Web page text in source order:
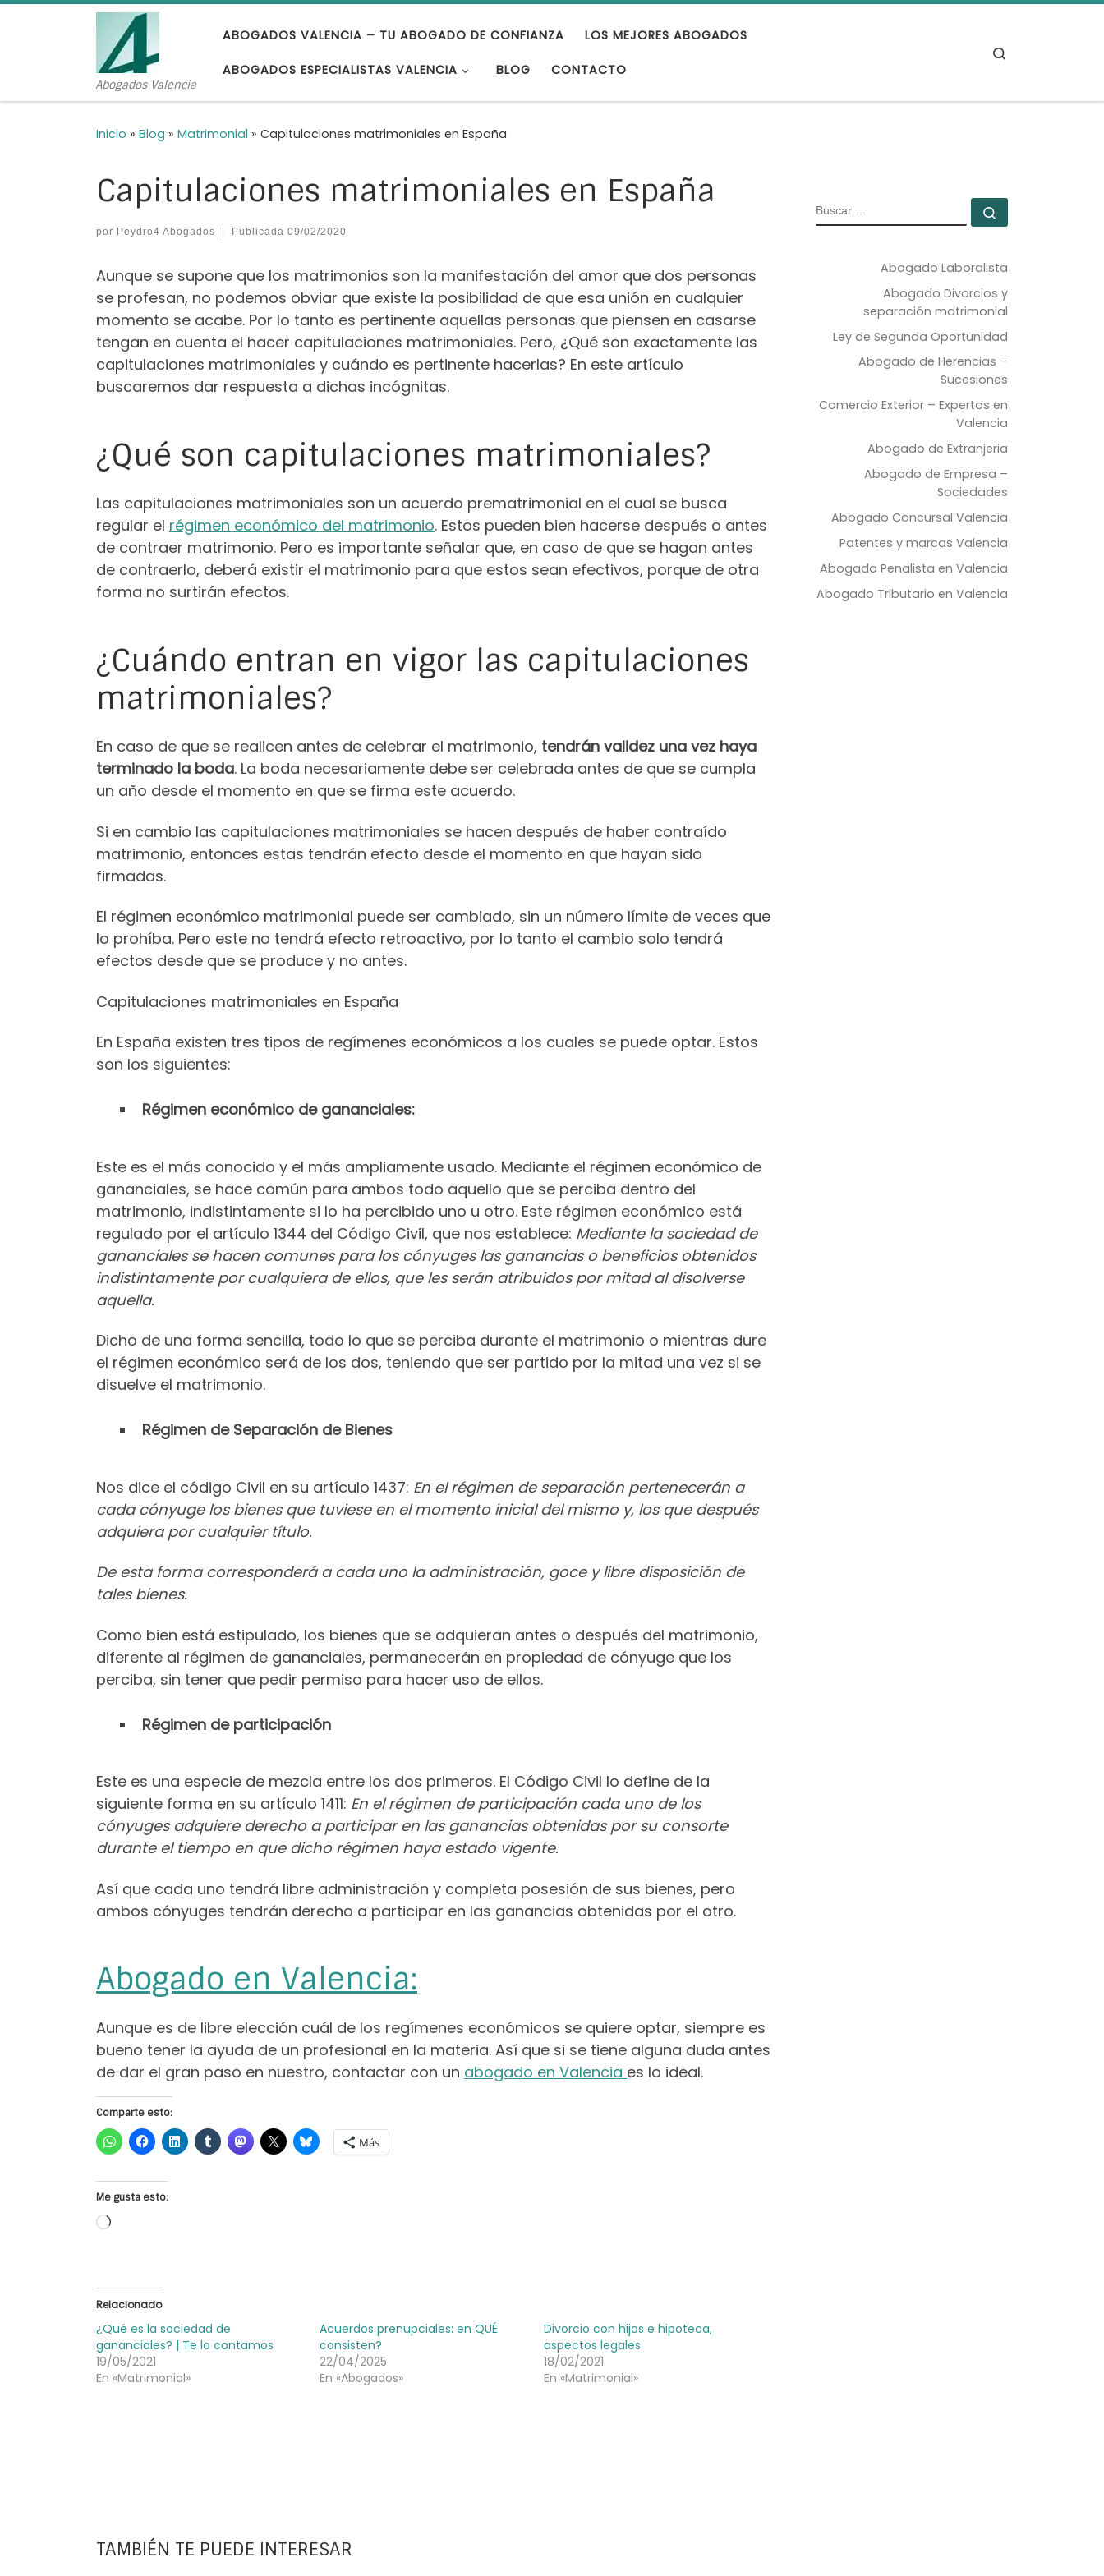
Saltar al contenido
Abogados Valencia
ABOGADOS VALENCIA – TU ABOGADO DE CONFIANZA LOS MEJORES ABOGADOS
ABOGADOS ESPECIALISTAS VALENCIA BLOG CONTACTO
Inicio » Blog » Matrimonial » Capitulaciones matrimoniales en España
Capitulaciones matrimoniales en España
por Peydro4 Abogados Publicada 09/02/2020
Aunque se supone que los matrimonios son la manifestación del amor que dos personas
se profesan, no podemos obviar que existe la posibilidad de que esa unión en cualquier
momento se acabe. Por lo tanto es pertinente aquellas personas que piensen en casarse
tengan en cuenta el hacer capitulaciones matrimoniales. Pero, ¿Qué son exactamente las
capitulaciones matrimoniales y cuándo es pertinente hacerlas? En este artículo
buscaremos dar respuesta a dichas incógnitas.
¿Qué son capitulaciones matrimoniales?
Las capitulaciones matrimoniales son un acuerdo prematrimonial en el cual se busca
regular el régimen económico del matrimonio. Estos pueden bien hacerse después o antes
de contraer matrimonio. Pero es importante señalar que, en caso de que se hagan antes
de contraerlo, deberá existir el matrimonio para que estos sean efectivos, porque de otra
forma no surtirán efectos.
¿Cuándo entran en vigor las capitulaciones
matrimoniales?
En caso de que se realicen antes de celebrar el matrimonio, tendrán validez una vez haya
terminado la boda. La boda necesariamente debe ser celebrada antes de que se cumpla
un año desde el momento en que se firma este acuerdo.
Si en cambio las capitulaciones matrimoniales se hacen después de haber contraído
matrimonio, entonces estas tendrán efecto desde el momento en que hayan sido
firmadas.
El régimen económico matrimonial puede ser cambiado, sin un número límite de veces que
lo prohíba. Pero este no tendrá efecto retroactivo, por lo tanto el cambio solo tendrá
efectos desde que se produce y no antes.
Capitulaciones matrimoniales en España
En España existen tres tipos de regímenes económicos a los cuales se puede optar. Estos
son los siguientes:
Régimen económico de gananciales:
Este es el más conocido y el más ampliamente usado. Mediante el régimen económico de
gananciales, se hace común para ambos todo aquello que se perciba dentro del
matrimonio, indistintamente si lo ha percibido uno u otro. Este régimen económico está
regulado por el artículo 1344 del Código Civil, que nos establece: Mediante la sociedad de
gananciales se hacen comunes para los cónyuges las ganancias o beneficios obtenidos
indistintamente por cualquiera de ellos, que les serán atribuidos por mitad al disolverse
aquella.
Dicho de una forma sencilla, todo lo que se perciba durante el matrimonio o mientras dure
el régimen económico será de los dos, teniendo que ser partido por la mitad una vez si se
disuelve el matrimonio.
Régimen de Separación de Bienes
Nos dice el código Civil en su artículo 1437: En el régimen de separación pertenecerán a
cada cónyuge los bienes que tuviese en el momento inicial del mismo y, los que después
adquiera por cualquier título.
De esta forma corresponderá a cada uno la administración, goce y libre disposición de
tales bienes.
Como bien está estipulado, los bienes que se adquieran antes o después del matrimonio,
diferente al régimen de gananciales, permanecerán en propiedad de cónyuge que los
perciba, sin tener que pedir permiso para hacer uso de ellos.
Régimen de participación
Este es una especie de mezcla entre los dos primeros. El Código Civil lo define de la
siguiente forma en su artículo 1411: En el régimen de participación cada uno de los
cónyuges adquiere derecho a participar en las ganancias obtenidas por su consorte
durante el tiempo en que dicho régimen haya estado vigente.
Así que cada uno tendrá libre administración y completa posesión de sus bienes, pero
ambos cónyuges tendrán derecho a participar en las ganancias obtenidas por el otro.
Abogado en Valencia:
Aunque es de libre elección cuál de los regímenes económicos se quiere optar, siempre es
bueno tener la ayuda de un profesional en la materia. Así que si se tiene alguna duda antes
de dar el gran paso en nuestro, contactar con un abogado en Valencia es lo ideal.
Comparte esto:
Más
Me gusta esto:
Cargando...
Relacionado
¿Qué es la sociedad de
gananciales? | Te lo contamos
19/05/2021
En «Matrimonial»
Acuerdos prenupciales: en QUÉ
consisten?
22/04/2025
En «Abogados»
Divorcio con hijos e hipoteca,
aspectos legales
18/02/2021
En «Matrimonial»
TAMBIÉN TE PUEDE INTERESAR
BUSCAR
Abogado Laboralista
Abogado Divorcios y
separación matrimonial
Ley de Segunda Oportunidad
Abogado de Herencias –
Sucesiones
Comercio Exterior – Expertos en
Valencia
Abogado de Extranjeria
Abogado de Empresa –
Sociedades
Abogado Concursal Valencia
Patentes y marcas Valencia
Abogado Penalista en Valencia
Abogado Tributario en Valencia